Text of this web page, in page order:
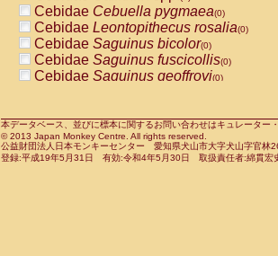
CercopithecidaeCercocebus
CercopithecidaeCercocebus
CercopithecidaeCercocebus
CercopithecidaeCercocebus
CercopithecidaeCercocebushybrid
CercopithecidaePapio anubis(0)
CercopithecidaePapio cynocephalus
CercopithecidaePapio hamadryas(0)
Cebidae Cebuella pygmaea(0)
Cebidae Leontopithecus rosalia(0)
Cebidae Saguinus bicolor(0)
Cebidae Saguinus fuscicollis(0)
Cebidae Saguinus geoffroyi(0)
CebidaeSaguinus leucopus(0)
CebidaeSaguinus midas(0)
Cebidae Saguinus mystax(0)
本データベース、並びに標本に関するお問い合わせはキュレータ
© 2013 Japan Monkey Centre. All rights reserved.
公益財団法人日本モンキーセンター 愛知県犬山市大字犬山字官
登録:平成19年5月31日 有効:令和4年5月30日 取扱責任者:綿貫宏